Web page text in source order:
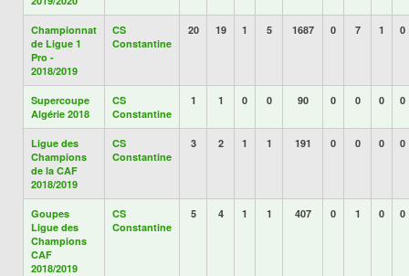
Championnat
de Ligue 1
Pro -
2018/2019
CS
Constantine
20 19 1 5 1687 0 7 1 0
Supercoupe
Algérie 2018
CS
Constantine
1 1 0 0 90 0 0 0 0
Ligue des
Champions
de la CAF
2018/2019
CS
Constantine
3 2 1 1 191 0 0 0 0
Goupes
Ligue des
Champions
CAF
2018/2019
CS
Constantine
5 4 1 1 407 0 1 0 0